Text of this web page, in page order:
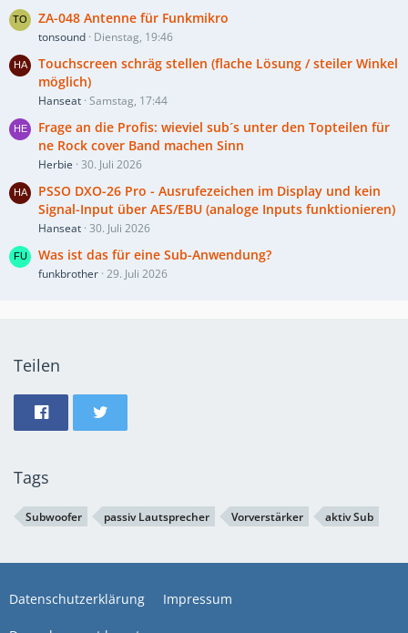
ZA-048 Antenne für Funkmikro
tonsound Dienstag, 19:46
Touchscreen schräg stellen (flache Lösung / steiler Winkel
möglich)
Hanseat Samstag, 17:44
Frage an die Profis: wieviel sub´s unter den Topteilen für
ne Rock cover Band machen Sinn
Herbie 30. Juli 2026
PSSO DXO-26 Pro - Ausrufezeichen im Display und kein
Signal-Input über AES/EBU (analoge Inputs funktionieren)
Hanseat 30. Juli 2026
Was ist das für eine Sub-Anwendung?
funkbrother 29. Juli 2026
Teilen
Tags
Subwoofer passiv Lautsprecher Vorverstärker aktiv Sub
Datenschutzerklärung Impressum